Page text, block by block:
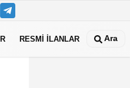
RESMİ İLANLAR Ara